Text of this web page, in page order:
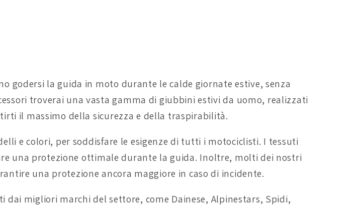
godersi la guida in moto durante le calde giornate estive, senza
troverai una vasta gamma di giubbini estivi da uomo, realizzati
il massimo della sicurezza e della traspirabilità.
e colori, per soddisfare le esigenze di tutti i motociclisti. I tessuti
una protezione ottimale durante la guida. Inoltre, molti dei nostri
una protezione ancora maggiore in caso di incidente.
migliori marchi del settore, come Dainese, Alpinestars, Spidi,